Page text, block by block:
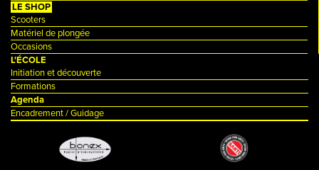
LE SHOP
Scooters
Matériel de plongée
Occasions
L'ÉCOLE
Initiation et découverte
Formations
Agenda
Encadrement / Guidage